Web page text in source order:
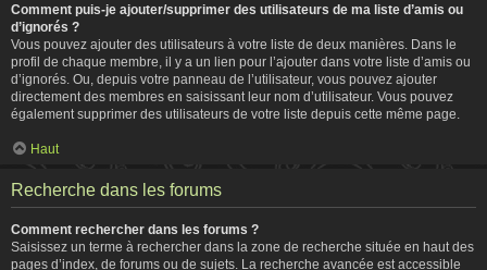
Comment puis-je ajouter/supprimer des utilisateurs de ma liste d’amis ou
d’ignorés ?
Vous pouvez ajouter des utilisateurs à votre liste de deux manières. Dans le
profil de chaque membre, il y a un lien pour l’ajouter dans votre liste d’amis ou
d’ignorés. Ou, depuis votre panneau de l’utilisateur, vous pouvez ajouter
directement des membres en saisissant leur nom d’utilisateur. Vous pouvez
également supprimer des utilisateurs de votre liste depuis cette même page.
Haut
Recherche dans les forums
Comment rechercher dans les forums ?
Saisissez un terme à rechercher dans la zone de recherche située en haut des
pages d’index, de forums ou de sujets. La recherche avancée est accessible